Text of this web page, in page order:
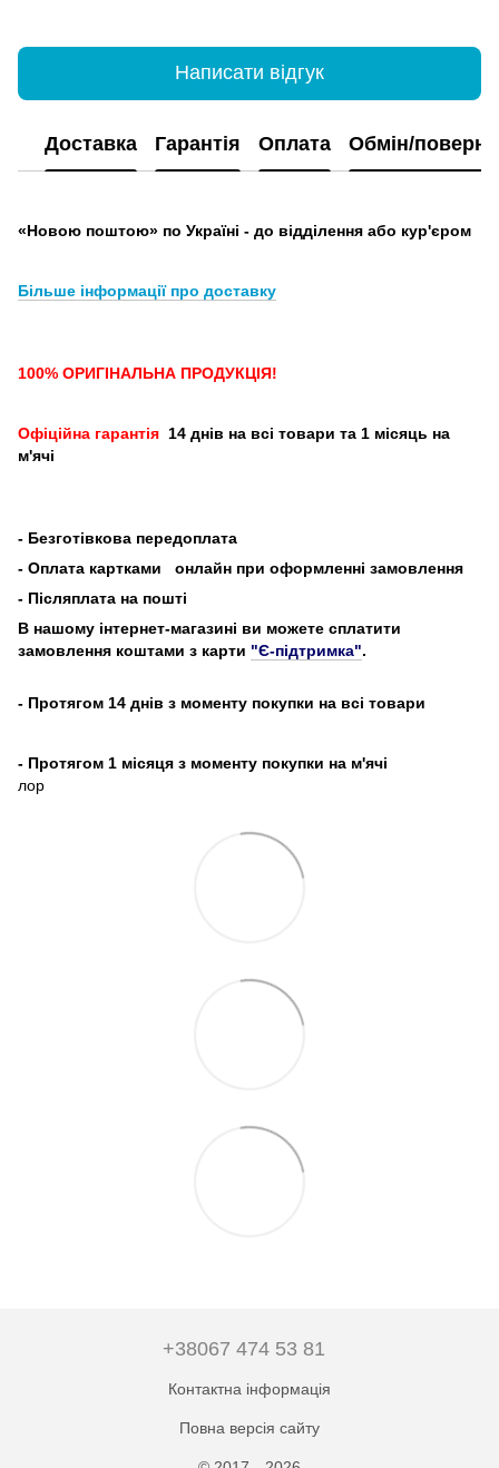
Написати відгук
Доставка Гарантія Оплата Обмін/
«Новою поштою» по Україні - до відділення або кур'єром
Більше інформації про доставку
100% ОРИГІНАЛЬНА ПРОДУКЦІЯ!
Офіційна гарантія 14 днів на всі товари та 1 місяць на
м'ячі
- Безготівкова передоплата
- Оплата картками
онлайн при оформленні замовлення
- Післяплата на пошті
В нашому інтернет-магазині ви можете сплатити
замовлення коштами з карти "Є-підтримка".
- Протягом 14 днів з моменту покупки на всі товари
- Протягом 1 місяця з моменту покупки на м'ячі
лор
+38067 474 53 81
Контактна інформація
Повна версія сайту